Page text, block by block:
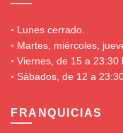
◦ Lunes cerrado.
◦ Martes, miércoles,
◦ Viernes, de 15 a 23:30
◦ Sábados, de 12 a
FRANQUICIAS